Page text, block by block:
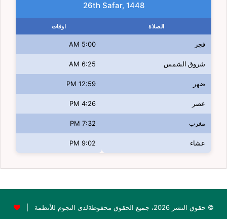
26th Safar, 1448
الصلاة اوقات
فجر 5:00 AM
شروق الشمس 6:25 AM
ضهر 12:59 PM
عصر 4:26 PM
مغرب 7:32 PM
عشاء 9:02 PM
© حقوق النشر 2026، جميع الحقوق محفوظةلدى النجوم للأنظمة |